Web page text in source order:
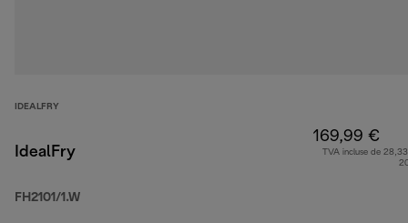
IDEALFRY
IdealFry
FH2101/1.W
169,99 €
TVA incluse de